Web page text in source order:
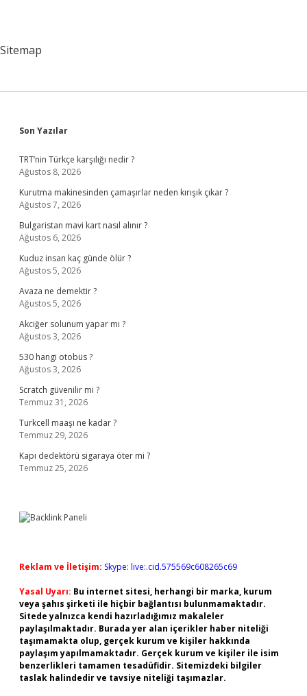
Sitemap
Sidebar
Son Yazılar
TRT’nin Türkçe karşılığı nedir ?
Ağustos 8, 2026
Kurutma makinesinden çamaşırlar neden kırışık çıkar ?
Ağustos 7, 2026
Bulgaristan mavi kart nasıl alınır ?
Ağustos 6, 2026
Kuduz insan kaç günde ölür ?
Ağustos 5, 2026
Avaza ne demektir ?
Ağustos 5, 2026
Akciğer solunum yapar mı ?
Ağustos 3, 2026
530 hangi otobüs ?
Ağustos 3, 2026
Scratch güvenilir mi ?
Temmuz 31, 2026
Turkcell maaşı ne kadar ?
Temmuz 29, 2026
Kapı dedektörü sigaraya öter mi ?
Temmuz 25, 2026
Reklam ve İletişim: Skype: live:.cid.575569c608265c69
Yasal Uyarı: Bu internet sitesi, herhangi bir marka, kurum
veya şahıs şirketi ile hiçbir bağlantısı bulunmamaktadır.
Sitede yalnızca kendi hazırladığımız makaleler
paylaşılmaktadır. Burada yer alan içerikler haber niteliği
taşımamakta olup, gerçek kurum ve kişiler hakkında
paylaşım yapılmamaktadır. Gerçek kurum ve kişiler ile isim
benzerlikleri tamamen tesadüfidir. Sitemizdeki bilgiler
taslak halindedir ve tavsiye niteliği taşımazlar.